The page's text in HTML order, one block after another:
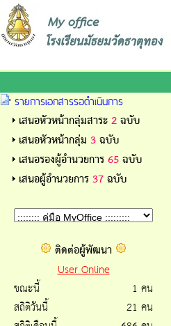
รายการเอกสารรอดำเนินการ
เสนอหัวหน้ากลุ่มสาระ2ฉบับ
เสนอหัวหน้ากลุ่ม 3ฉบับ
เสนอรองผู้อำนวยการ65ฉบับ
เสนอผู้อำนวยการ37ฉบับ
ติดต่อผู้พัฒนา
User Online
ขณะนี้
1 คน
สถิติวันนี้
21 คน